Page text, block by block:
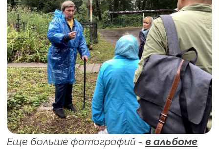
Еще больше фотографий - в альбоме.